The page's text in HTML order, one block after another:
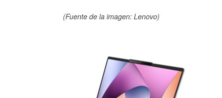
(Fuente de la imagen: Lenovo)